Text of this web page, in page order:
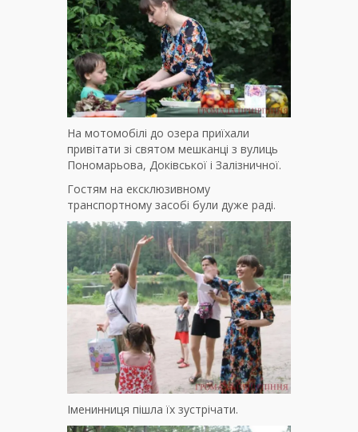
На мотомобілі до озера приїхали
привітати зі святом мешканці з вулиць
Пономарьова, Доківської і Залізничної.
Гостям на ексклюзивному
транспортному засобі були дуже раді.
Іменинниця пішла їх зустрічати.